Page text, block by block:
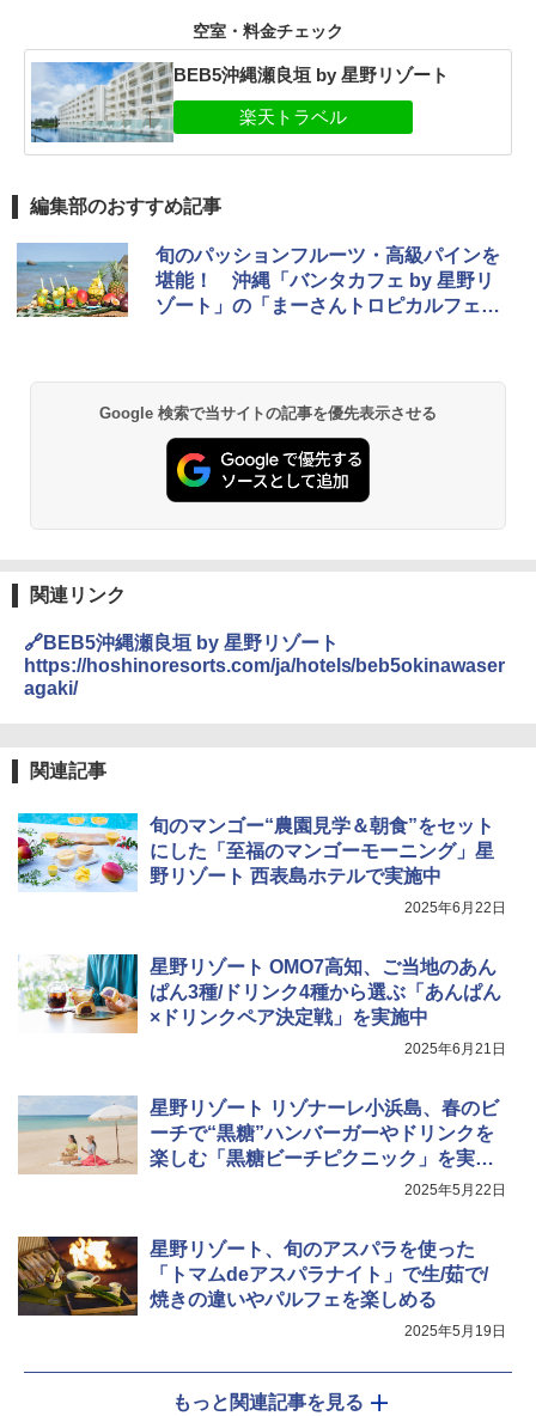
空室・料金チェック
BEB5沖縄瀬良垣 by 星野リゾート
編集部のおすすめ記事
旬のパッションフルーツ・高級パインを
堪能！ 沖縄「バンタカフェ by 星野リ
ゾート」の「まーさんトロピカルフェ
Google 検索で当サイトの記事を優先表示させる
関連リンク
🔗BEB5沖縄瀬良垣 by 星野リゾート
https://hoshinoresorts.com/ja/hotels/beb5okinawaser
agaki/
関連記事
旬のマンゴー“農園見学＆朝食”をセット
にした「至福のマンゴーモーニング」星
野リゾート 西表島ホテルで実施中
2025年6月22日
星野リゾート OMO7高知、ご当地のあん
ぱん3種/ドリンク4種から選ぶ「あんぱん
×ドリンクペア決定戦」を実施中
2025年6月21日
星野リゾート リゾナーレ小浜島、春のビ
ーチで“黒糖”ハンバーガーやドリンクを
楽しむ「黒糖ビーチピクニック」を実施
2025年5月22日
星野リゾート、旬のアスパラを使った
「トマムdeアスパラナイト」で生/茹で/
焼きの違いやパルフェを楽しめる
2025年5月19日
もっと関連記事を見る